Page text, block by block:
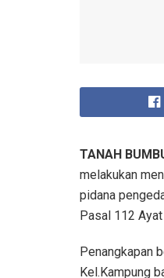
TANAH
melakukan
pidana
Pasal 112 Ayat
Penangkapan
Kel.Kampung